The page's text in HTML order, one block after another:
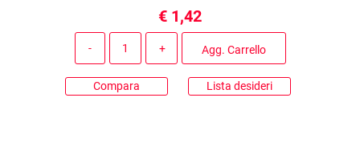
€ 1,42
Agg. Carrello
Compara Lista desideri